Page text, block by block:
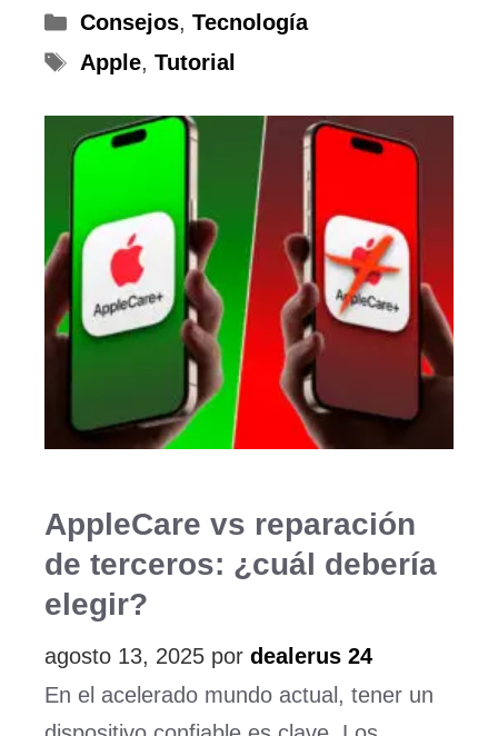
Categorías
Consejos, Tecnología
Etiquetas
Apple, Tutorial
AppleCare vs reparación
de terceros: ¿cuál debería
elegir?
agosto 13, 2025 por dealerus 24
En el acelerado mundo actual, tener un